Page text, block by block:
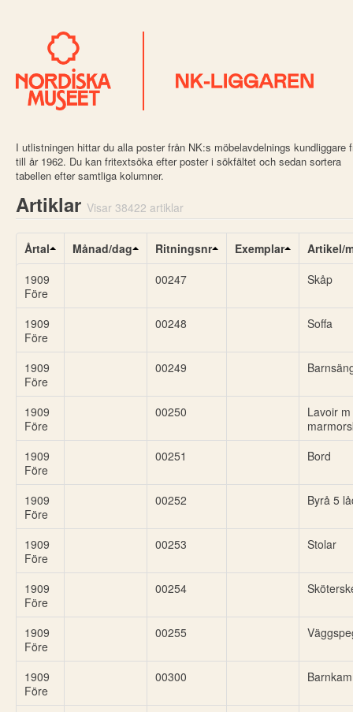
I utlistningen hittar du alla poster från NK:s möbelavdelnings kundliggare
till år 1962. Du kan fritextsöka efter poster i sökfältet och sedan sortera
tabellen efter samtliga kolumner.
Artiklar Visar 38422 artiklar
Årtal Månad/dag Ritningsnr Exemplar
Artikel/
1909
Före
00247 Skåp
1909
Före
00248 Soffa
1909
Före
00249
1909
Före
00250
Lavoir m
1909
Före
00251 Bord
1909
Före
00252 Byrå 5
1909
Före
00253 Stolar
1909
Före
00254
1909
Före
00255
1909
Före
00300